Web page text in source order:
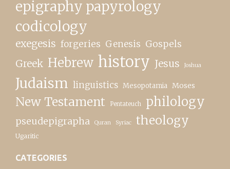
epigraphy papyrology
codicology
exegesis forgeries Genesis Gospels
Greek Hebrew history Jesus Joshua
Judaism linguistics Mesopotamia Moses
New Testament Pentateuch philology
pseudepigrapha Quran Syriac theology
Ugaritic
CATEGORIES